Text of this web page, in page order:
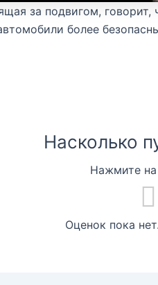
за подвигом,
более
Насколько
Нажмите на
Оценок пока